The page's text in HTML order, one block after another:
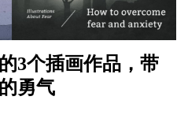
3个插画作品，带
勇气